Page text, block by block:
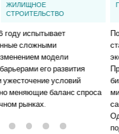
ЖИЛИЩНОЕ
СТРОИТЕЛЬСТВО
году испытывает
сложными
модели
его развития
условий
меняющие баланс спроса
рынках.